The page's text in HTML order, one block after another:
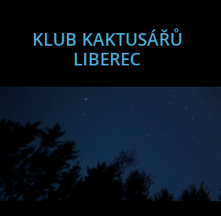
KLUB KAKTUSÁŘŮ
LIBEREC